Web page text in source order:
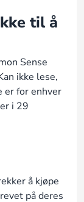
til å
Sense
ikke lese,
er for enhver
i 29
å kjøpe
på deres